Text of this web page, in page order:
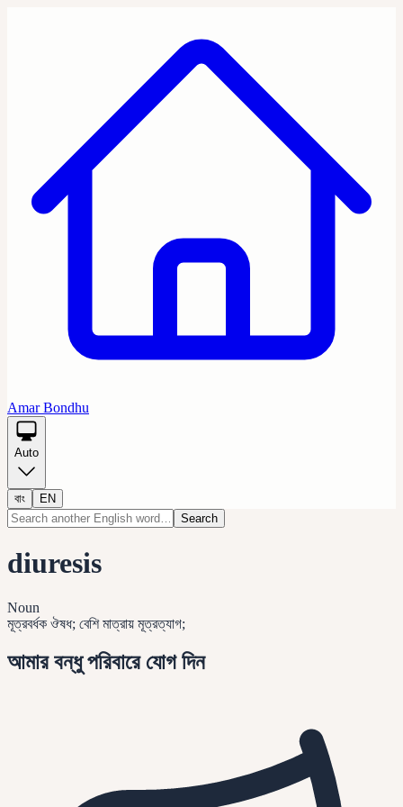
Amar Bondhu
Auto
বাং
EN
Search
diuresis
Noun
মূত্রবর্ধক ঔষধ; বেশি মাত্রায় মূত্রত্যাগ;
আমার বন্ধু পরিবারে যোগ দিন